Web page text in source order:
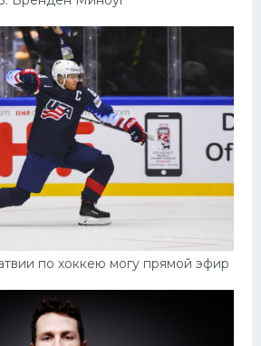
по хоккею могу прямой эфир